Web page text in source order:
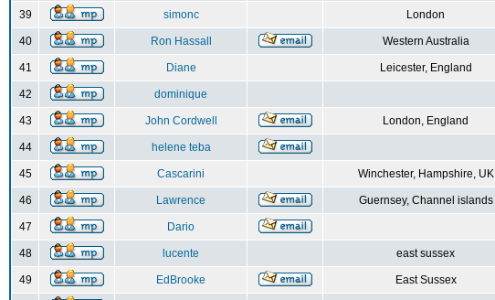
39 simonc London
40 Ron Hassall Western Australia
41 Diane Leicester, England
42 dominique
43 John Cordwell London, England
44 helene teba
45 Cascarini Winchester, Hampshire, UK
46 Lawrence Guernsey, Channel islands
47 Dario
48 lucente east sussex
49 EdBrooke East Sussex